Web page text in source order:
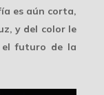
es aún corta,
y del color le
el futuro de la